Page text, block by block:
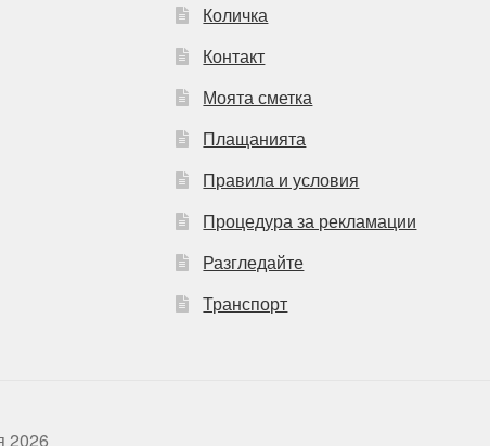
Количка
Контакт
Моята сметка
Плащанията
Правила и условия
Процедура за рекламации
Разгледайте
Транспорт
2026